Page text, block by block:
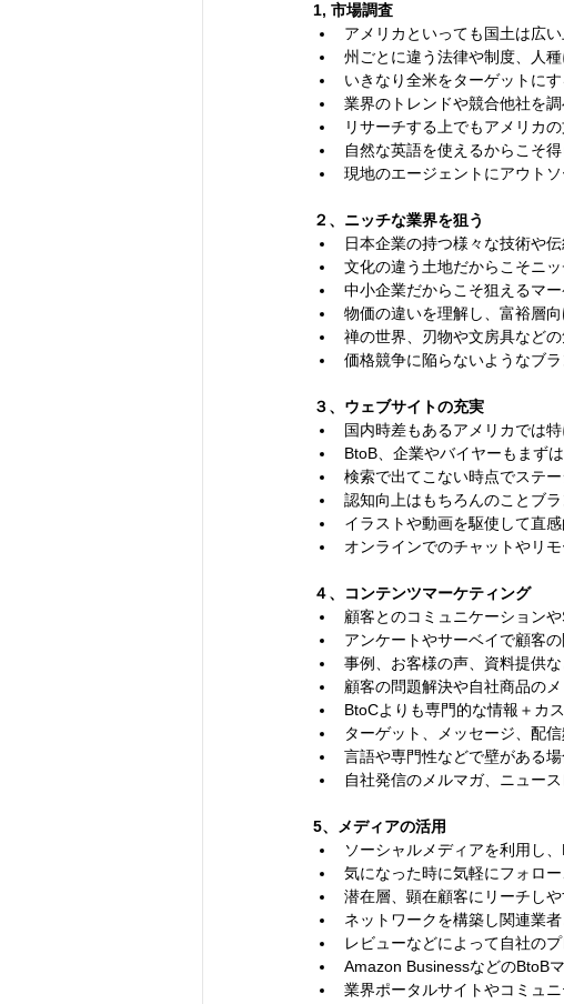
1, 市場調査
アメリカといっても国⼟は広
州ごとに違う法律や制度、⼈
いきなり全⽶をターゲットに
業界のトレンドや競合他社を
リサーチする上でもアメリカ
⾃然な英語を使えるからこそ
現地のエージェントにアウト
２、ニッチな業界を狙う
⽇本企業の持つ様々な技術や
⽂化の違う⼟地だからこそニ
中⼩企業だからこそ狙えるマ
物価の違いを理解し、富裕層
禅の世界、刃物や⽂房具など
価格競争に陥らないようなブ
３、ウェブサイトの充実
国内時差もあるアメリカでは
BtoB、企業やバイヤーもまず
検索で出てこない時点でステ
認知向上はもちろんのことブ
イラストや動画を駆使して直
オンラインでのチャットやリ
４、コンテンツマーケティング
顧客とのコミュニケーション
アンケートやサーベイで顧客
事例、お客様の声、資料提供
顧客の問題解決や⾃社商品の
BtoCよりも専⾨的な情報＋カ
ターゲット、メッセージ、配
⾔語や専⾨性などで壁がある
⾃社発信のメルマガ、ニュー
5、メディアの活⽤
ソーシャルメディアを利⽤し
気になった時に気軽にフォロ
潜在層、顕在顧客にリーチし
ネットワークを構築し関連業
レビューなどによって⾃社の
Amazon BusinessなどのBtoB
業界ポータルサイトやコミュ